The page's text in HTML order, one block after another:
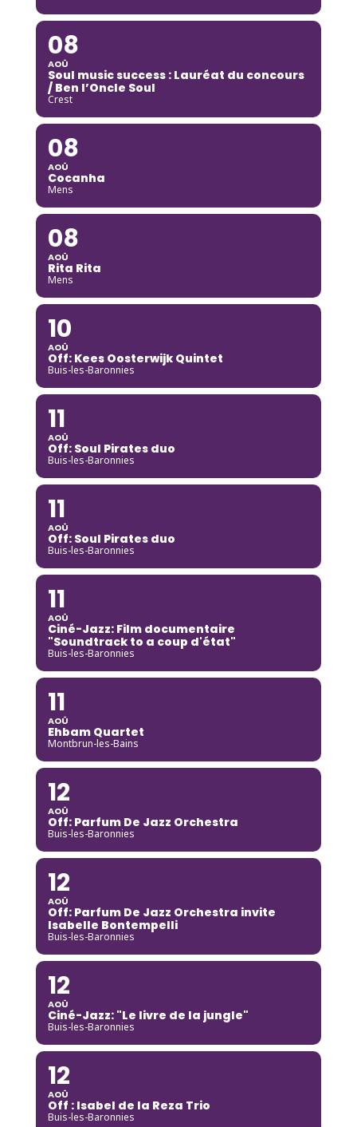
08
AOÛ
Soul music success : Lauréat du concours
/ Ben l’Oncle Soul
Crest
08
AOÛ
Cocanha
Mens
08
AOÛ
Rita Rita
Mens
10
AOÛ
Off: Kees Oosterwijk Quintet
Buis-les-Baronnies
11
AOÛ
Off: Soul Pirates duo
Buis-les-Baronnies
11
AOÛ
Off: Soul Pirates duo
Buis-les-Baronnies
11
AOÛ
Ciné-Jazz: Film documentaire
"Soundtrack to a coup d'état"
Buis-les-Baronnies
11
AOÛ
Ehbam Quartet
Montbrun-les-Bains
12
AOÛ
Off: Parfum De Jazz Orchestra
Buis-les-Baronnies
12
AOÛ
Off: Parfum De Jazz Orchestra invite
Isabelle Bontempelli
Buis-les-Baronnies
12
AOÛ
Ciné-Jazz: "Le livre de la jungle"
Buis-les-Baronnies
12
AOÛ
Off : Isabel de la Reza Trio
Buis-les-Baronnies